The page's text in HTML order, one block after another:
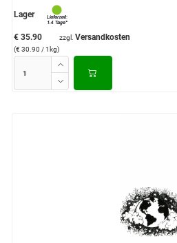
Lager
€ 35.90
(€ 30.90 / 1kg)
zzgl. Versandkosten